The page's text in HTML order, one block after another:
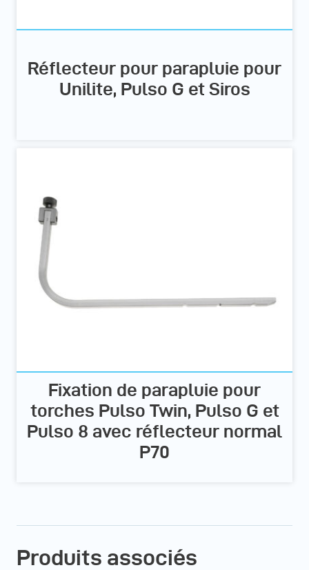
Réflecteur pour parapluie pour
Unilite, Pulso G et Siros
Fixation de parapluie pour
torches Pulso Twin, Pulso G et
Pulso 8 avec réflecteur normal
P70
Produits associés